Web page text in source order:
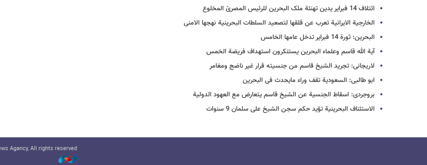
ائتلاف 14 فبرایر یدین تهنئة ملک البحرین للرئیس المصریّ المخلوع
الخارجیة الایرانیة تعرب عن قلقها لتصعید السلطات البحرینیة نهجها الامنی
البحرین: ثورة 14 فبرایر تدخل عامها الخامس
آیة الله قاسم وعلماء البحرین یستنکرون استهداف فریضة الخمس
لاریجانی: تجرید الشیخ قاسم من جنسیته قرار غیر ناضج ومغامر
ابو طالبی: السعودیة تقف وراء مایحدث فی البحرین
بروجردی: اسقاط الجنسیة عن الشیخ قاسم یتعارض مع العهود الدولیة
الاستئناف البحرینیة تؤید حکم سجن الشیخ علی سلمان 9 سنوات
Agancy, All rights reserved.